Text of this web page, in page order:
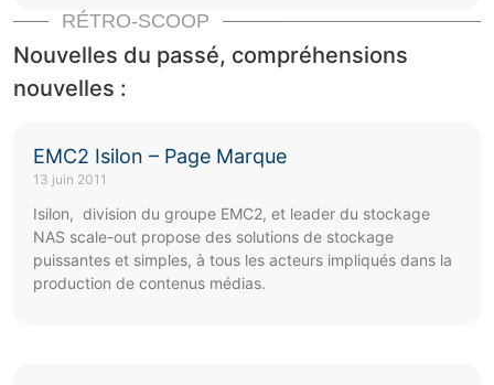
RÉTRO-SCOOP
Nouvelles du passé, compréhensions
nouvelles :
EMC2 Isilon – Page Marque
13 juin 2011
Isilon, division du groupe EMC2, et leader du stockage
NAS scale-out propose des solutions de stockage
puissantes et simples, à tous les acteurs impliqués dans la
production de contenus médias.